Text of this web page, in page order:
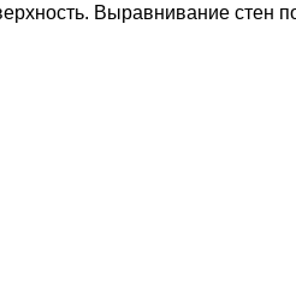
Выравнивание стен